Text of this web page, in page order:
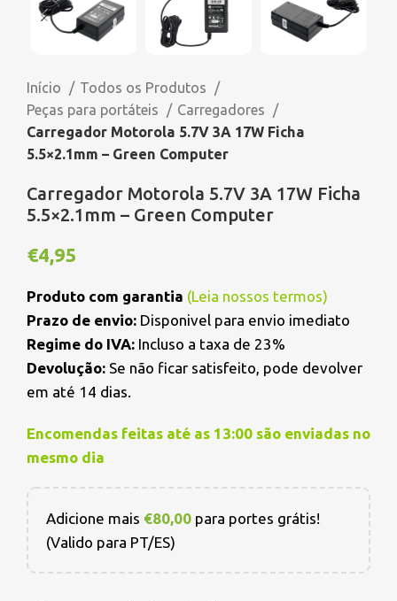
Início
Todos os Produtos
Peças para portáteis
Carregadores
Carregador Motorola 5.7V 3A 17W Ficha
5.5×2.1mm – Green Computer
Carregador Motorola 5.7V 3A 17W Ficha
5.5×2.1mm – Green Computer
€4,95
Produto com garantia (Leia nossos termos)
Prazo de envio: Disponivel para envio imediato
Regime do IVA: Incluso a taxa de 23%
Devolução: Se não ficar satisfeito, pode devolver
em até 14 dias.
Encomendas feitas até as 13:00 são enviadas no
mesmo dia
Adicione mais €80,00 para portes grátis!
(Valido para PT/ES)